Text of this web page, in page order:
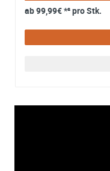
ab99,99€*² pro Stk.